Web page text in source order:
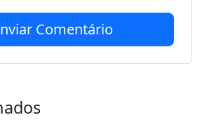
Comentário